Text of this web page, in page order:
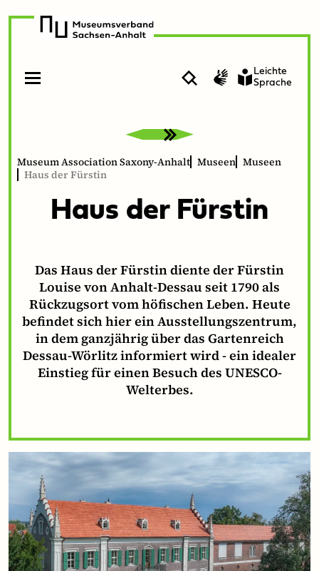
Navigation
Inhalt
Suche Gebärdenvideo
Leichte
Sprache
Museum Association Saxony-Anhalt Museen Museen
Haus der Fürstin
Haus der Fürstin
Das Haus der Fürstin diente der Fürstin
Louise von Anhalt-Dessau seit 1790 als
Rückzugsort vom höfischen Leben. Heute
befindet sich hier ein Ausstellungszentrum,
in dem ganzjährig über das Gartenreich
Dessau-Wörlitz informiert wird - ein idealer
Einstieg für einen Besuch des UNESCO-
Welterbes.